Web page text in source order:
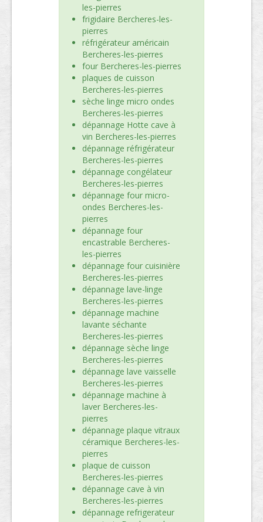
les-pierres
frigidaire Bercheres-les-
pierres
réfrigérateur américain
Bercheres-les-pierres
four Bercheres-les-pierres
plaques de cuisson
Bercheres-les-pierres
sèche linge micro ondes
Bercheres-les-pierres
dépannage Hotte cave à
vin Bercheres-les-pierres
dépannage réfrigérateur
Bercheres-les-pierres
dépannage congélateur
Bercheres-les-pierres
dépannage four micro-
ondes Bercheres-les-
pierres
dépannage four
encastrable Bercheres-
les-pierres
dépannage four cuisinière
Bercheres-les-pierres
dépannage lave-linge
Bercheres-les-pierres
dépannage machine
lavante séchante
Bercheres-les-pierres
dépannage sèche linge
Bercheres-les-pierres
dépannage lave vaisselle
Bercheres-les-pierres
dépannage machine à
laver Bercheres-les-
pierres
dépannage plaque vitraux
céramique Bercheres-les-
pierres
plaque de cuisson
Bercheres-les-pierres
dépannage cave à vin
Bercheres-les-pierres
dépannage refrigerateur